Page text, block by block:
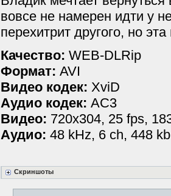
вовсе не намерен идти у
перехитрит другого, но
Качество: WEB-DLRip
Формат: AVI
Видео кодек: XviD
Аудио кодек: AC3
Видео: 720x304, 25 fps,
Аудио: 48 kHz, 6 ch, 448
Скриншоты